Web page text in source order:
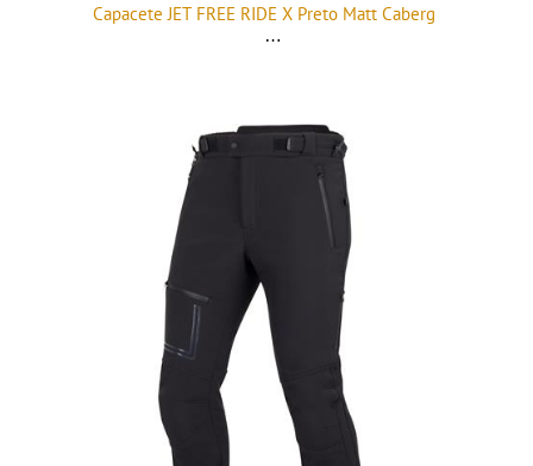
Capacete JET FREE RIDE X Preto Matt Caberg